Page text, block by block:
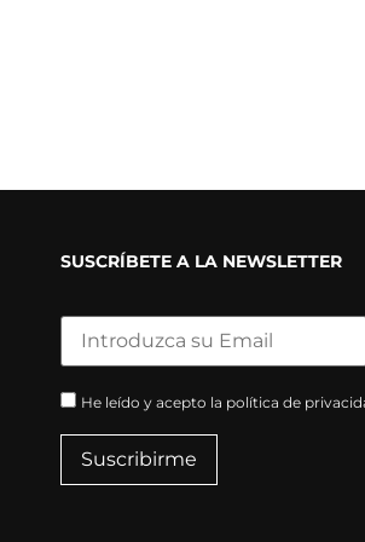
SUSCRÍBETE A LA NEWSLETTER
He leído y acepto la política de